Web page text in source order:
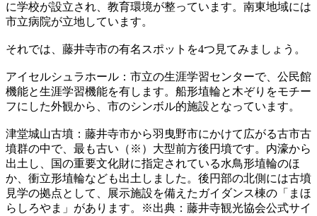
に学校が設立され、教育環境が整っています。南東地域には
市立病院が立地しています。
それでは、藤井寺市の有名スポットを4つ見てみましょう。
アイセルシュラホール：市立の生涯学習センターで、公民館
機能と生涯学習機能を有します。船形埴輪と木ぞりをモチー
フにした外観から、市のシンボル的施設となっています。
津堂城山古墳：藤井寺市から羽曳野市にかけて広がる古市古
墳群の中で、最も古い（※）大型前方後円墳です。内濠から
出土し、国の重要文化財に指定されている水鳥形埴輪のほ
か、衝立形埴輪なども出土しました。後円部の北側には古墳
見学の拠点として、展示施設を備えたガイダンス棟の「まほ
らしろやま」があります。※出典：藤井寺観光協会公式サイ